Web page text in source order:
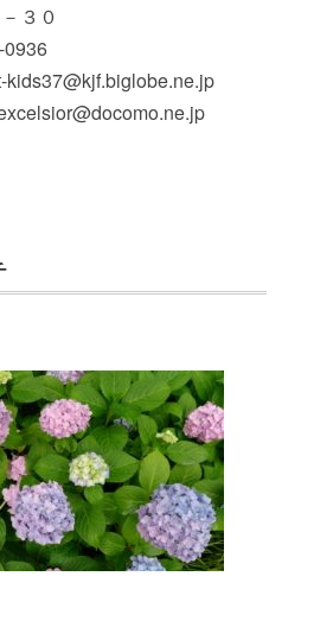
３０
kids37@kjf.biglobe.ne.jp